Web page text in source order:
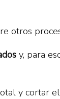
otros
y, para
y cortar